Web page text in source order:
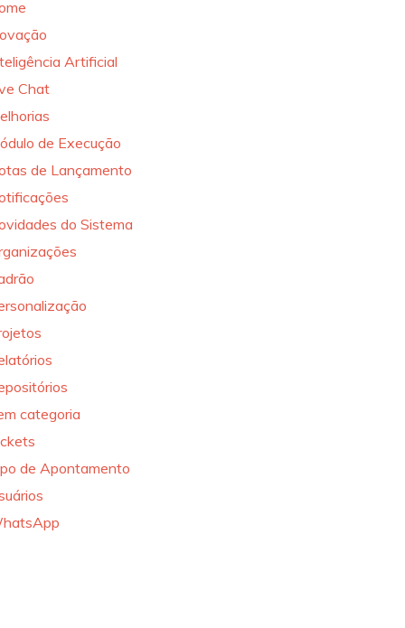
Artificial
Chat
de Execução
de Lançamento
do Sistema
categoria
de Apontamento